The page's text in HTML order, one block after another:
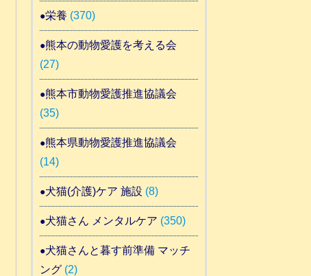
栄養 (370)
熊本の動物愛護を考える会
(27)
熊本市動物愛護推進協議会
(35)
熊本県動物愛護推進協議会
(14)
犬猫(介護)ケア 施設 (8)
犬猫さん メンタルケア (350)
犬猫さんと暮す前準備 マッチ
ング(2)